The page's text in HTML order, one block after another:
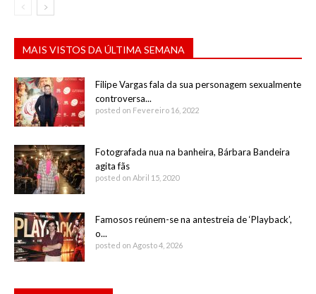
MAIS VISTOS DA ÚLTIMA SEMANA
Filipe Vargas fala da sua personagem sexualmente
controversa...
posted on Fevereiro 16, 2022
Fotografada nua na banheira, Bárbara Bandeira
agita fãs
posted on Abril 15, 2020
Famosos reúnem-se na antestreia de ‘Playback’,
o...
posted on Agosto 4, 2026